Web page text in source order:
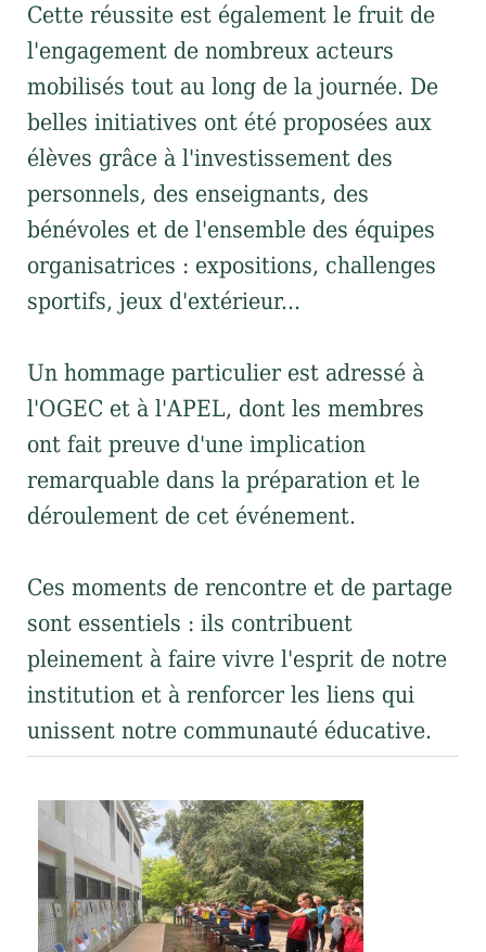
Cette réussite est également le fruit de
l'engagement de nombreux acteurs
mobilisés tout au long de la journée. De
belles initiatives ont été proposées aux
élèves grâce à l'investissement des
personnels, des enseignants, des
bénévoles et de l'ensemble des équipes
organisatrices : expositions, challenges
sportifs, jeux d'extérieur...
Un hommage particulier est adressé à
l'OGEC et à l'APEL, dont les membres
ont fait preuve d'une implication
remarquable dans la préparation et le
déroulement de cet événement.
Ces moments de rencontre et de partage
sont essentiels : ils contribuent
pleinement à faire vivre l'esprit de notre
institution et à renforcer les liens qui
unissent notre communauté éducative.